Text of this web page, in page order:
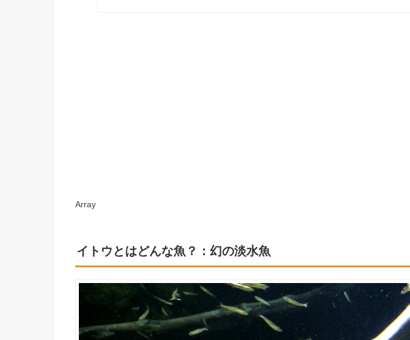
Array
イトウとはどんな魚？：幻の淡水魚